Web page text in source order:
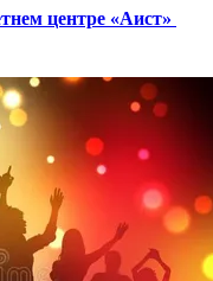
центре «Аист»